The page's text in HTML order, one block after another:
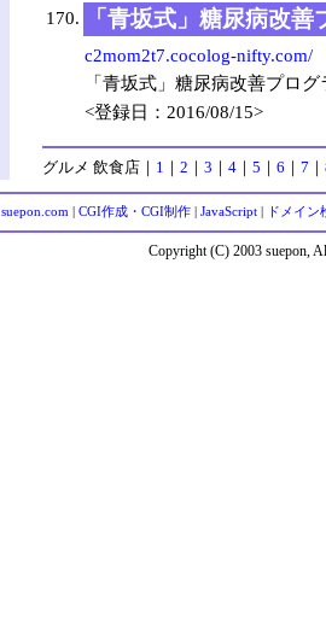
170. 「青坂式」糖尿病改
c2mom2t7.cocolog-nifty.com/
「青坂式」糖尿病改善プロ
<登録日：2016/08/15>
グルメ 飲食店 ｜ 1 ｜ 2 ｜ 3 ｜ 4 ｜ 5 ｜ 6 ｜ 7 ｜
suepon.com CGI作成・CGI制作| JavaScript| ドメイン
Copyright (C) 2003 suepon,